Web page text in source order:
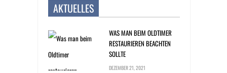
AKTUELLES
WAS MAN BEIM OLDTIMER
RESTAURIEREN BEACHTEN
SOLLTE
DEZEMBER 21, 2021